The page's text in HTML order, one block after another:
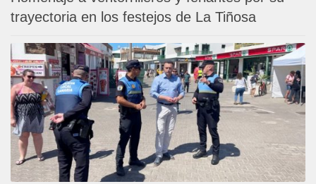
trayectoria en los festejos de La Tiñosa